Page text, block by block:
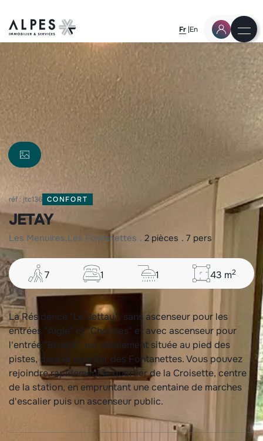
Fr En
réf : jtc136 CONFORT
JETAY
les menuires les fontanettes 2 pièces 7 pers
7 1 1 43 m2
La Résidence "Le Jettay", sans ascenseur pour les
entrées "Aigle" et "Choucas" et avec ascenseur pour
l'entrée "Bruant", est idéalement située au pied des
pistes, dans le quartier des Fontanettes. Vous pouvez
rejoindre rapidement le quartier de la Croisette, centre
de la station, en empruntant une centaine de marches
d'escalier puis un ascenseur public.